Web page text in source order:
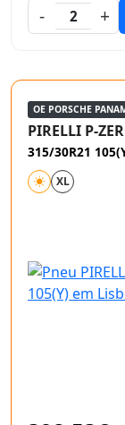
- 2 +
OE PORSCHE
PIRELLI P-
315/30R21
XL